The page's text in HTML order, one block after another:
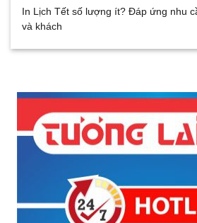
In Lịch Tết số lượng ít? Đáp ứng nhu
và khách